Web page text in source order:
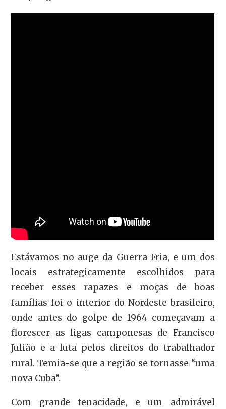
Estávamos no auge da Guerra Fria, e um dos
locais estrategicamente escolhidos para
receber esses rapazes e moças de boas
famílias foi o interior do Nordeste brasileiro,
onde antes do golpe de 1964 começavam a
florescer as ligas camponesas de Francisco
Julião e a luta pelos direitos do trabalhador
rural. Temia-se que a região se tornasse “uma
nova Cuba”.
Com grande tenacidade, e um admirável